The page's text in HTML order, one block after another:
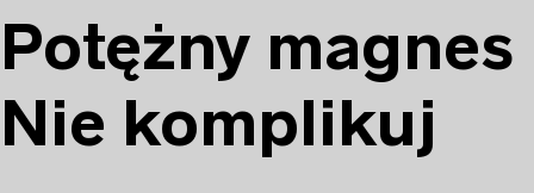
Potężny magnes
Nie komplikuj